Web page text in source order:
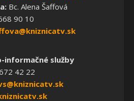
Bc. Alena Šaffová
90 10
informačné služby
42 22